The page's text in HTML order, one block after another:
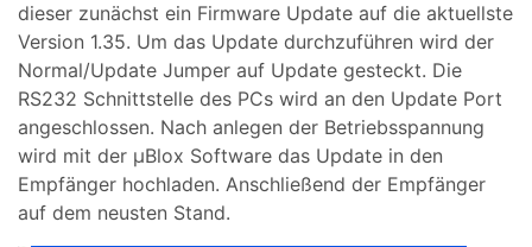
dieser zunächst ein Firmware Update auf die aktuellste
Version 1.35. Um das Update durchzuführen wird der
Normal/Update Jumper auf Update gesteckt. Die
RS232 Schnittstelle des PCs wird an den Update Port
angeschlossen. Nach anlegen der Betriebsspannung
wird mit der µBlox Software das Update in den
Empfänger hochladen. Anschließend der Empfänger
auf dem neusten Stand.